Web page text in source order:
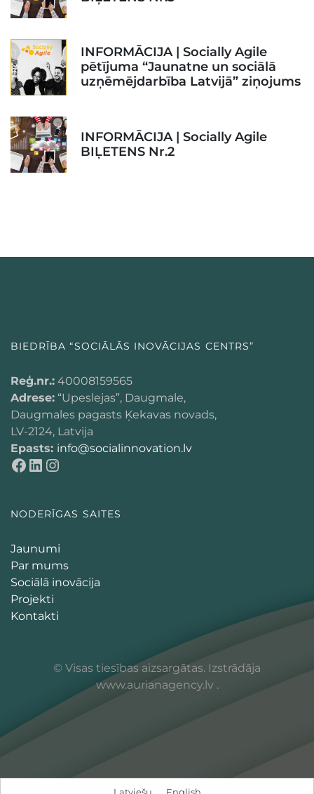
INFORMĀCIJA | Socially Agile
pētījuma “Jaunatne un sociālā
uzņēmējdarbība Latvijā” ziņojums
INFORMĀCIJA | Socially Agile
BIĻETENS Nr.2
BIEDRĪBA “SOCIĀLĀS INOVĀCIJAS CENTRS”
Reģ.nr.: 40008159565
Adrese: “Upeslejas”, Daugmale,
Daugmales pagasts Ķekavas novads,
LV-2124, Latvija
Epasts: info@socialinnovation.lv
NODERĪGAS SAITES
Jaunumi
Par mums
Sociālā inovācija
Projekti
Kontakti
© Visas tiesības aizsargātas. Izstrādāja
www.aurianagency.lv .
Latviešu English